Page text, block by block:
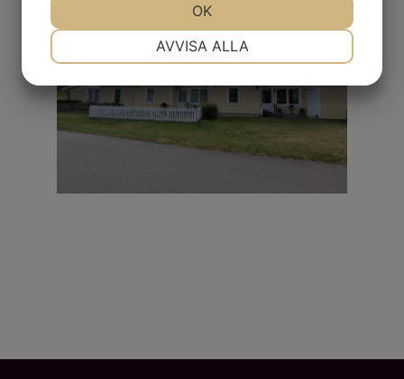
MARKNADSFÖRING STATISTIK
AVVISA ALLA
OK